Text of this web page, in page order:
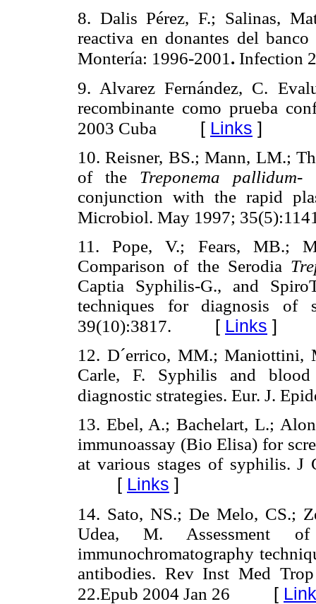
8. Dalis Pérez, F.; Salinas,
reactiva en donantes del
Montería: 1996-2001 . Infection
9. Alvarez Fernández, C.
recombinante como prueba
2003 Cuba
[ Links ]
10. Reisner, BS.; Mann, LM.;
of the Treponema pallidum-
conjunction with the rapid
Microbiol. May 1997;
11. Pope, V.; Fears, MB.;
Comparison of the Serodia
Captia Syphilis-G., and
techniques for diagnosis
39(10):3817.
[ Links ]
12. D´errico, MM.; Maniottini,
Carle, F. Syphilis and
diagnostic strategies. Eur. J.
13. Ebel, A.; Bachelart, L.;
immunoassay (Bio Elisa) for
at various stages of syphilis.
[ Links ]
14. Sato, NS.; De Melo, CS.;
Udea, M.
immunochromatography
antibodies. Rev Inst Med
22.Epub 2004 Jan 26
[